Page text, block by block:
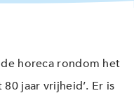
horeca rondom het
jaar vrijheid’. Er is